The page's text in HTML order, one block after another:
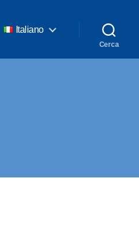
Italiano
Cerca